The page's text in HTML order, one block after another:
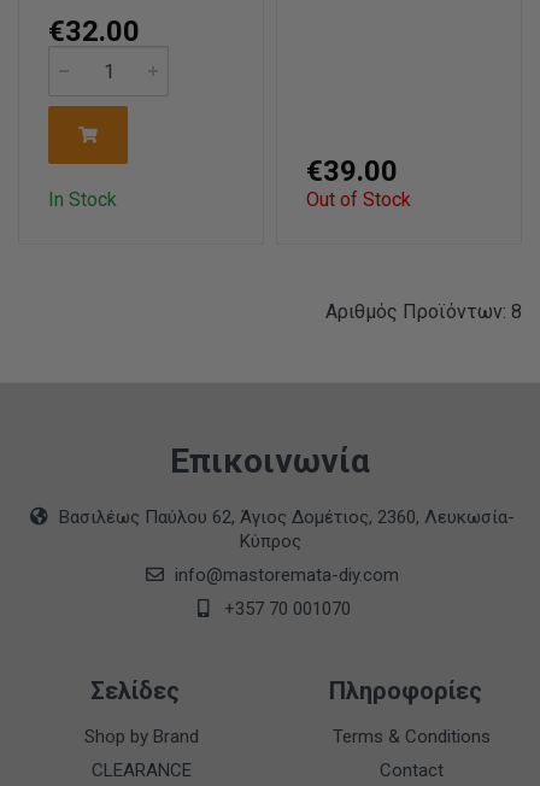
€32.00
In Stock
€39.00
Out of Stock
Αριθμός Προϊόντων: 8
Επικοινωνία
Βασιλέως Παύλου 62, Άγιος Δομέτιος, 2360, Λευκωσία-
Κύπρος
info@mastoremata-diy.com
+357 70 001070
Σελίδες
Shop by Brand
CLEARANCE
Πληροφορίες
Terms & Conditions
Contact